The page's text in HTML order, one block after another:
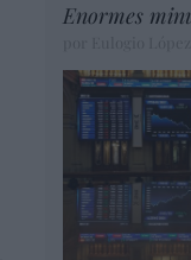
Enormes